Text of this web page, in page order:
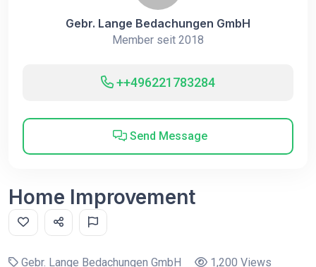
Gebr. Lange Bedachungen GmbH
Member seit 2018
++496221783284
Send Message
Home Improvement
Gebr. Lange Bedachungen GmbH
1,200 Views